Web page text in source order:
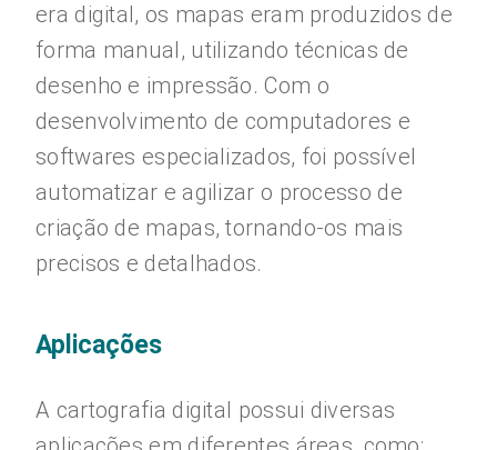
era digital, os mapas eram produzidos de
forma manual, utilizando técnicas de
desenho e impressão. Com o
desenvolvimento de computadores e
softwares especializados, foi possível
automatizar e agilizar o processo de
criação de mapas, tornando-os mais
precisos e detalhados.
Aplicações
A cartografia digital possui diversas